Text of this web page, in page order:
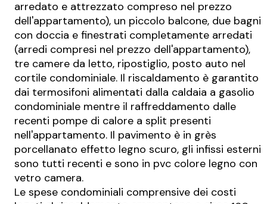
arredato e attrezzato compreso nel prezzo
dell'appartamento), un piccolo balcone, due bagni
con doccia e finestrati completamente arredati
(arredi compresi nel prezzo dell'appartamento),
tre camere da letto, ripostiglio, posto auto nel
cortile condominiale. Il riscaldamento è garantito
dai termosifoni alimentati dalla caldaia a gasolio
condominiale mentre il raffreddamento dalle
recenti pompe di calore a split presenti
nell'appartamento. Il pavimento è in grès
porcellanato effetto legno scuro, gli infissi esterni
sono tutti recenti e sono in pvc colore legno con
vetro camera.
Le spese condominiali comprensive dei costi